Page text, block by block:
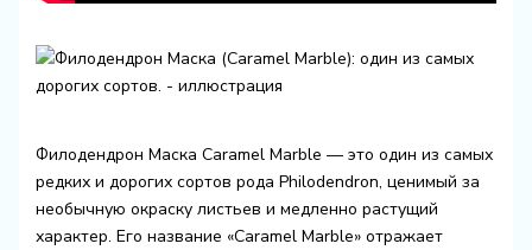
Филодендрон Маска Caramel Marble — это один из самых
редких и дорогих сортов рода Philodendron, ценимый за
необычную окраску листьев и медленно растущий
характер. Его название «Caramel Marble» отражает